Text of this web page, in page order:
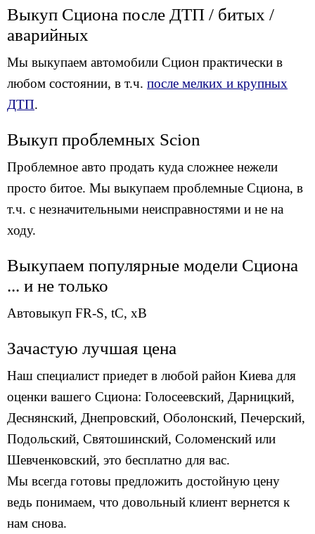
Выкуп Сциона после ДТП / битых /
аварийных
Мы выкупаем автомобили Сцион практически в
любом состоянии, в т.ч. после мелких и крупных
ДТП.
Выкуп проблемных Scion
Проблемное авто продать куда сложнее нежели
просто битое. Мы выкупаем проблемные Сциона, в
т.ч. с незначительными неисправностями и не на
ходу.
Выкупаем популярные модели Сциона
... и не только
Автовыкуп FR-S, tC, xB
Зачастую лучшая цена
Наш специалист приедет в любой район Киева для
оценки вашего Сциона: Голосеевский, Дарницкий,
Деснянский, Днепровский, Оболонский, Печерский,
Подольский, Святошинский, Соломенский или
Шевченковский, это бесплатно для вас.
Мы всегда готовы предложить достойную цену
ведь понимаем, что довольный клиент вернется к
нам снова.